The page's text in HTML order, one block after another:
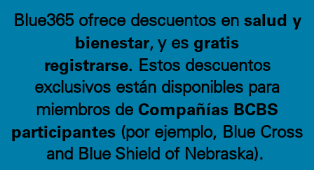
Blue365 ofrece descuentos en salud y
bienestar, y es gratis
registrarse. Estos descuentos
exclusivos están disponibles para
miembros de Compañías BCBS
participantes (por ejemplo, Blue Cross
and Blue Shield of Nebraska).